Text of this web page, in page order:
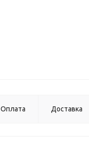
Оплата Доставка